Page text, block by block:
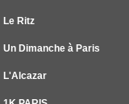
Le Ritz
Un Dimanche à Paris
L'Alcazar